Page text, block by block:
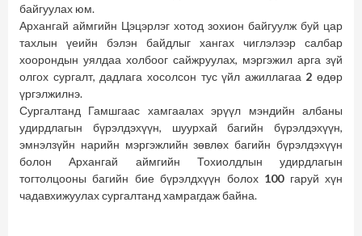
байгуулах юм.
Архангай аймгийн Цэцэрлэг хотод зохион байгуулж буй цар
тахлын үеийн бэлэн байдлыг хангах чиглэлээр салбар
хоорондын уялдаа холбоог сайжруулах, мэргэжил арга зүй
олгох сургалт, дадлага хосолсон тус үйл ажиллагаа 2 өдөр
үргэлжилнэ.
Сургалтанд Гамшгаас хамгаалах эрүүл мэндийн албаны
удирдлагын бүрэлдэхүүн, шуурхай багийн бүрэлдэхүүн,
эмнэлзүйн нарийн мэргэжлийн зөвлөх багийн бүрэлдэхүүн
болон Архангай аймгийн Тохиолдлын удирдлагын
тогтолцооны багийн бие бүрэлдхүүн болох 100гаруй хүн
чадавхижуулах сургалтанд хамрагдаж байна.